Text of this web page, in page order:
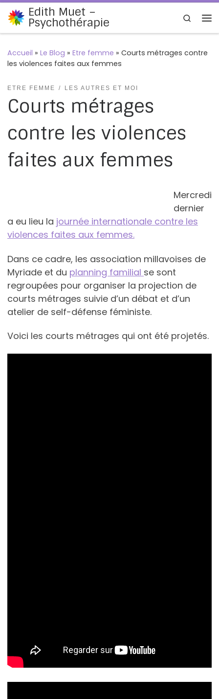
Passer au contenu
Edith Muet –
Psychothérapie
Search
Accueil » Le Blog » Etre femme » Courts métrages contre
les violences faites aux femmes
ETRE FEMME LES AUTRES ET MOI
Courts métrages
contre les violences
faites aux femmes
Mercredi
dernier
a eu lieu la journée internationale contre les
violences faites aux femmes.
Dans ce cadre, les association millavoises de
Myriade et du planning familial se sont
regroupées pour organiser la projection de
courts métrages suivie d’un débat et d’un
atelier de self-défense féministe.
Voici les courts métrages qui ont été projetés.